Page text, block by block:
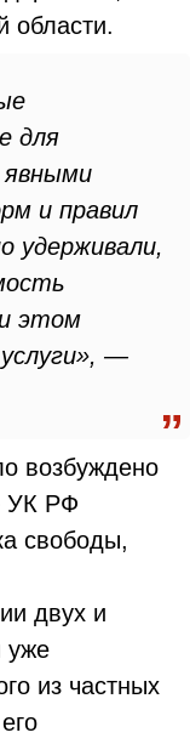
области.
для
явными
и правил
удерживали,
этом
—
возбуждено
УК РФ
свободы,
двух и
уже
из частных